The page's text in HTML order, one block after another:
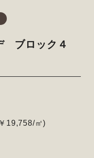
ブロック４
19,758/㎡)